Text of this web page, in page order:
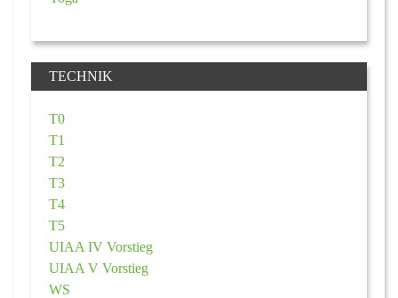
TECHNIK
T0
T1
T2
T3
T4
T5
UIAA IV Vorstieg
UIAA V Vorstieg
WS